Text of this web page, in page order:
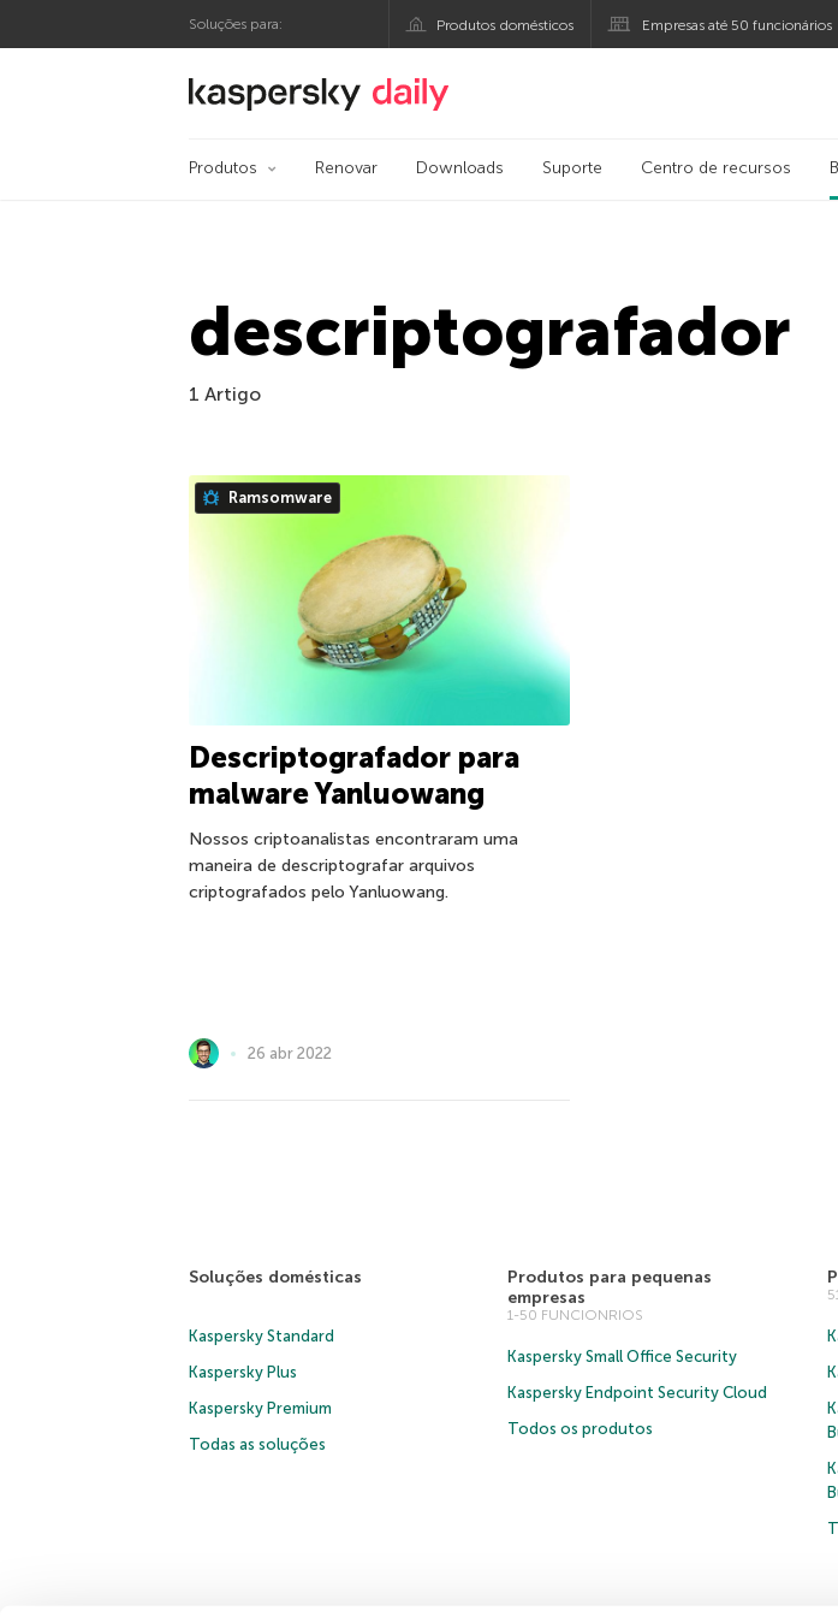
Soluções para: Produtos domésticos Empresas até 50 funcionários
Blog oficial da Kaspersky
Produtos Renovar Downloads Suporte Centro de recursos
descriptografador
1 Artigo
Ramsomware
Descriptografador para
malware Yanluowang
Nossos criptoanalistas encontraram uma
maneira de descriptografar arquivos
criptografados pelo Yanluowang.
26 abr 2022
Soluções domésticas
Kaspersky Standard
Kaspersky Plus
Kaspersky Premium
Todas as soluções
Produtos para pequenas
empresas
1-50 FUNCIONRIOS
Kaspersky Small Office Security
Kaspersky Endpoint Security Cloud
Todos os produtos